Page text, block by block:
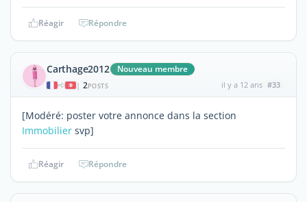
Réagir Répondre
Carthage2012 Nouveau membre
| 2POSTS il y a 12 ans #33
[Modéré: poster votre annonce dans la section
Immobilier svp]
Réagir Répondre